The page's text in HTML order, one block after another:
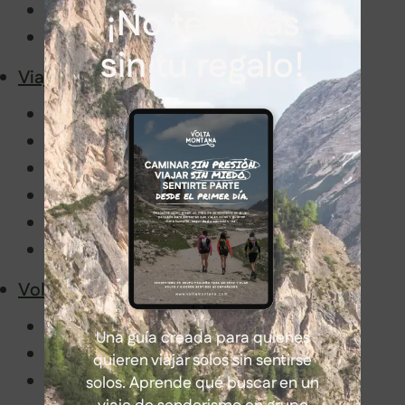
Latinoamérica
África
Viajar con nosotros
Senderismo en grupo sin miedo
Información de interés
Embajadores
Volta Montaneros
FAQ
Blog
Volta Montana
Manifiesto
Historia y valores
Guías de Volta Montana
¡No te vayas
sin tu regalo!
Una guía creada para quienes
quieren viajar solos sin sentirse
solos. Aprende qué buscar en un